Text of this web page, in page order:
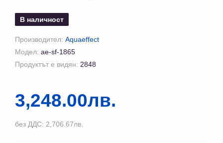
В наличност
Производител: Aquaeffect
Модел: ae-sf-1865
Продуктът е видян: 2848
3,248.00лв.
без ДДС: 2,706.67лв.